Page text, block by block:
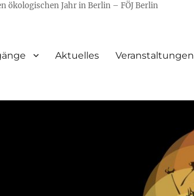
ökologischen Jahr in Berlin – FÖJ Berlin
Aktuelles Veranstaltungen